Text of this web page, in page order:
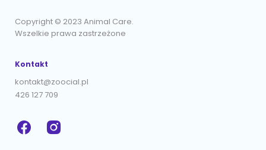
Copyright © 2023 Animal Care.
Wszelkie prawa zastrzeżone
Kontakt
kontakt@zoocial.pl
426 127 709